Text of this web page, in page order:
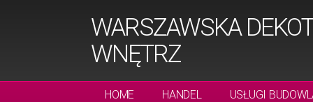
WARSZAWSKA
WNĘTRZ
HOME HANDEL
USŁUGI